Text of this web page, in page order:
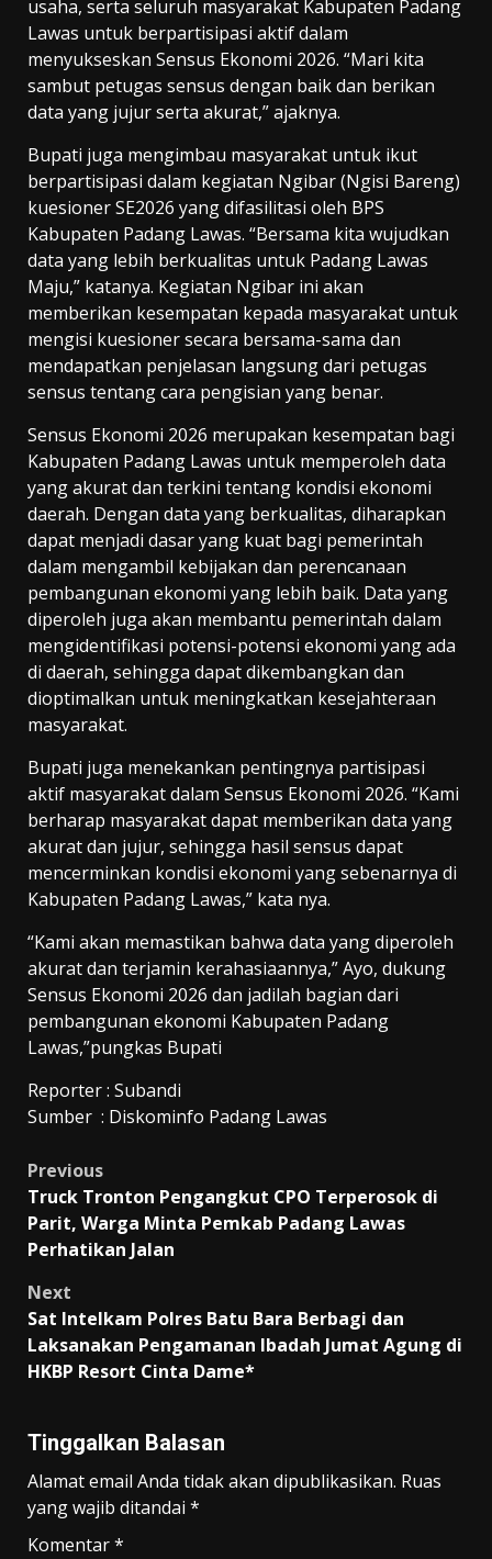
usaha, serta seluruh masyarakat Kabupaten Padang
Lawas untuk berpartisipasi aktif dalam
menyukseskan Sensus Ekonomi 2026. “Mari kita
sambut petugas sensus dengan baik dan berikan
data yang jujur serta akurat,” ajaknya.
Bupati juga mengimbau masyarakat untuk ikut
berpartisipasi dalam kegiatan Ngibar (Ngisi Bareng)
kuesioner SE2026 yang difasilitasi oleh BPS
Kabupaten Padang Lawas. “Bersama kita wujudkan
data yang lebih berkualitas untuk Padang Lawas
Maju,” katanya. Kegiatan Ngibar ini akan
memberikan kesempatan kepada masyarakat untuk
mengisi kuesioner secara bersama-sama dan
mendapatkan penjelasan langsung dari petugas
sensus tentang cara pengisian yang benar.
Sensus Ekonomi 2026 merupakan kesempatan bagi
Kabupaten Padang Lawas untuk memperoleh data
yang akurat dan terkini tentang kondisi ekonomi
daerah. Dengan data yang berkualitas, diharapkan
dapat menjadi dasar yang kuat bagi pemerintah
dalam mengambil kebijakan dan perencanaan
pembangunan ekonomi yang lebih baik. Data yang
diperoleh juga akan membantu pemerintah dalam
mengidentifikasi potensi-potensi ekonomi yang ada
di daerah, sehingga dapat dikembangkan dan
dioptimalkan untuk meningkatkan kesejahteraan
masyarakat.
Bupati juga menekankan pentingnya partisipasi
aktif masyarakat dalam Sensus Ekonomi 2026. “Kami
berharap masyarakat dapat memberikan data yang
akurat dan jujur, sehingga hasil sensus dapat
mencerminkan kondisi ekonomi yang sebenarnya di
Kabupaten Padang Lawas,” kata nya.
“Kami akan memastikan bahwa data yang diperoleh
akurat dan terjamin kerahasiaannya,” Ayo, dukung
Sensus Ekonomi 2026 dan jadilah bagian dari
pembangunan ekonomi Kabupaten Padang
Lawas,”pungkas Bupati
Reporter : Subandi
Sumber : Diskominfo Padang Lawas
Post
navigation
Previous
Truck Tronton Pengangkut CPO Terperosok di
Parit, Warga Minta Pemkab Padang Lawas
Perhatikan Jalan
Next
Sat Intelkam Polres Batu Bara Berbagi dan
Laksanakan Pengamanan Ibadah Jumat Agung di
HKBP Resort Cinta Dame*
Tinggalkan Balasan
Alamat email Anda tidak akan dipublikasikan. Ruas
yang wajib ditandai *
Komentar*